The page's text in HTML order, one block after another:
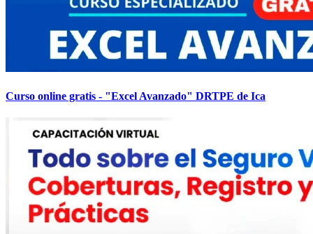
Curso online gratis - "Excel Avanzado" DRTPE de Ica